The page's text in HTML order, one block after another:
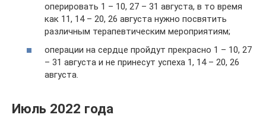
оперировать 1 – 10, 27 – 31 августа, в то время
как 11, 14 – 20, 26 августа нужно посвятить
различным терапевтическим мероприятиям;
операции на сердце пройдут прекрасно 1 – 10, 27
– 31 августа и не принесут успеха 1, 14 – 20, 26
августа.
Июль 2022 года